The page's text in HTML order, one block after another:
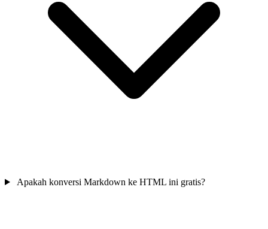
Apakah konversi Markdown ke HTML ini gratis?